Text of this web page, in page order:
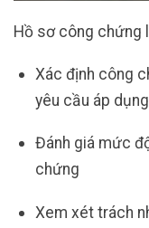
Hồ sơ công chứng
Xác định công
yêu cầu áp
Đánh giá mức
chứng
Xem xét trách